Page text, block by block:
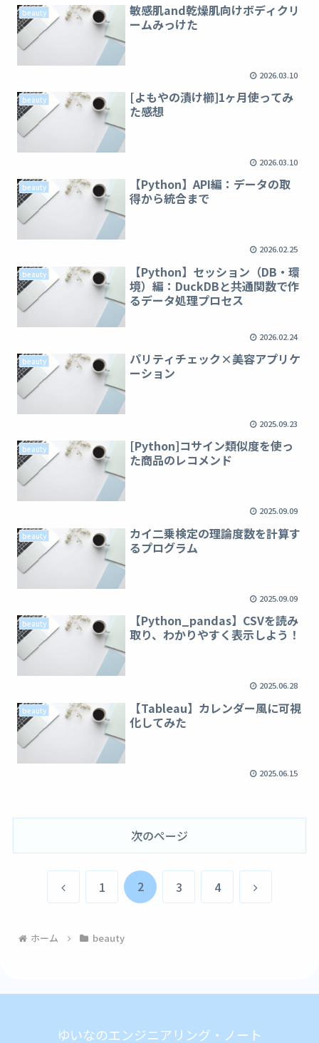
beauty
敏感肌and乾燥肌向けボディクリ
ームみっけた
2026.03.10
beauty
[よもやの漬け櫛]1ヶ月使ってみ
た感想
2026.03.10
beauty
【Python】API編：データの取
得から統合まで
2026.02.25
beauty
【Python】セッション（DB・環
境）編：DuckDBと共通関数で作
るデータ処理プロセス
2026.02.24
beauty
パリティチェック×美容アプリケ
ーション
2025.09.23
beauty
[Python]コサイン類似度を使っ
た商品のレコメンド
2025.09.09
beauty
カイ二乗検定の理論度数を計算す
るプログラム
2025.09.09
beauty
【Python_pandas】CSVを読み
取り、わかりやすく表示しよう！
2025.06.28
beauty
【Tableau】カレンダー風に可視
化してみた
2025.06.15
次のページ
前
1 2 3 4
次
ホーム beauty
ゆいなのエンジニアリング・ノート